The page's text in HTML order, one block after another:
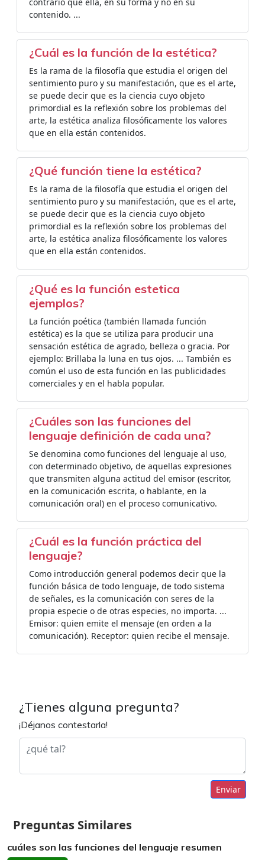
contenido. ...
¿Cuál es la función de la estética?
Es la rama de la filosofía que estudia el origen del
sentimiento puro y su manifestación, que es el arte,
se puede decir que es la ciencia cuyo objeto
primordial es la reflexión sobre los problemas del
arte, la estética analiza filosóficamente los valores
que en ella están contenidos.
¿Qué función tiene la estética?
Es la rama de la filosofía que estudia el origen del
sentimiento puro y su manifestación, que es el arte,
se puede decir que es la ciencia cuyo objeto
primordial es la reflexión sobre los problemas del
arte, la estética analiza filosóficamente los valores
que en ella están contenidos.
¿Qué es la función estetica
ejemplos?
La función poética (también llamada función
estética) es la que se utiliza para producir una
sensación estética de agrado, belleza o gracia. Por
ejemplo: Brillaba la luna en tus ojos. ... También es
común el uso de esta función en las publicidades
comerciales y en el habla popular.
¿Cuáles son las funciones del
lenguaje definición de cada una?
Se denomina como funciones del lenguaje al uso,
con determinado objetivo, de aquellas expresiones
que transmiten alguna actitud del emisor (escritor,
en la comunicación escrita, o hablante, en la
comunicación oral) en el proceso comunicativo.
¿Cuál es la función práctica del
lenguaje?
Como introducción general podemos decir que la
función básica de todo lenguaje, de todo sistema
de señales, es la comunicación con seres de la
propia especie o de otras especies, no importa. ...
Emisor: quien emite el mensaje (en orden a la
comunicación). Receptor: quien recibe el mensaje.
¿Tienes alguna pregunta?
¡Déjanos contestarla!
Enviar
Preguntas Similares
cuáles son las funciones del lenguaje resumen